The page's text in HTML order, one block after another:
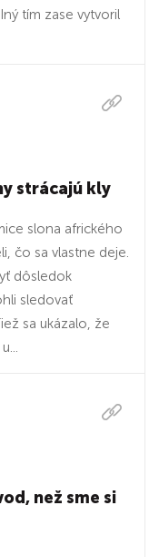
tím zase vytvoril
strácajú kly
slona afrického
čo sa vlastne deje.
dôsledok
sledovať
sa ukázalo, že
než sme si